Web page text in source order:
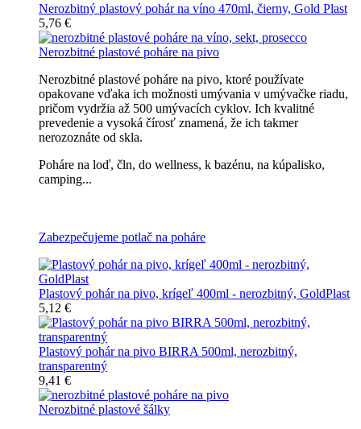
Nerozbitný plastový pohár na víno 470ml, čierny, Gold Plast
5,76 €
Nerozbitné plastové poháre na pivo
Nerozbitné plastové poháre na pivo, ktoré používate
opakovane vďaka ich možnosti umývania v umývačke riadu,
pričom vydržia až 500 umývacích cyklov. Ich kvalitné
prevedenie a vysoká čírosť znamená, že ich takmer
nerozoznáte od skla.
Poháre na loď, čln, do wellness, k bazénu, na kúpalisko,
camping...
Zabezpečujeme potlač na poháre
Plastový pohár na pivo, krígeľ 400ml - nerozbitný, GoldPlast
5,12 €
Plastový pohár na pivo BIRRA 500ml, nerozbitný,
transparentný
9,41 €
Nerozbitné plastové šálky